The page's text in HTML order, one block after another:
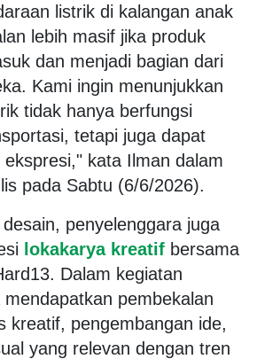
listrik di kalangan anak
lebih masif jika produk
dan menjadi bagian dari
Kami ingin menunjukkan
tidak hanya berfungsi
tetapi juga dapat
kata Ilman dalam
pada Sabtu (6/6/2026).
penyelenggara juga
lokakarya kreatif bersama
Dalam kegiatan
pembekalan
kreatif, pengembangan ide,
yang relevan dengan tren